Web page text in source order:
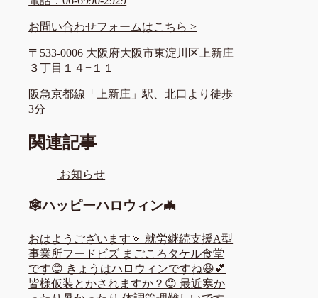
お問い合わせフォームはこちら >
〒533-0006 大阪府大阪市東淀川区上新庄
３丁目１４−１１
阪急京都線「上新庄」駅、北口より徒歩
3分
関連記事
お知らせ
🕸️ハッピーハロウィン🦇
おはようございます🔅 就労継続支援A型
事業所フードビズ まごころタケル食堂
です😊 きょうはハロウィンですね😆💕
皆様仮装とかされますか？😊 最近寒か